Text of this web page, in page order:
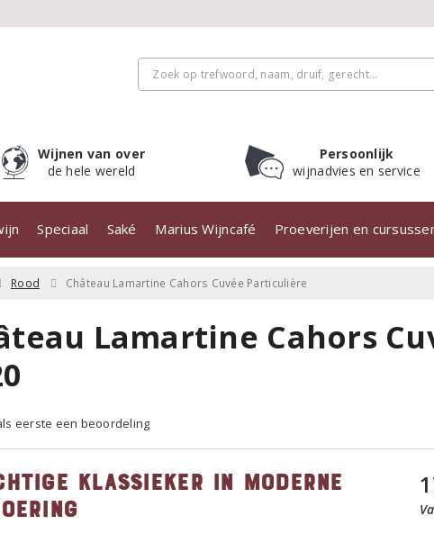
Wijnen van over
de hele wereld
Persoonlijk
wijnadvies en service
Speciaal Saké Marius Wijncafé Proeverijen en
Rood Château Lamartine Cahors Cuvée Particulière
Lamartine Cahors
eerste een beoordeling
klassieker in moderne